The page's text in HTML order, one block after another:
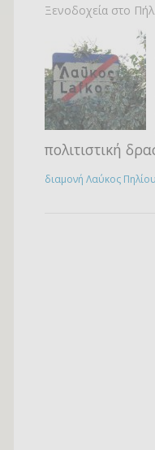
Ξενοδοχεία στο
πολιτιστική
διαμονή Λαύκος Πηλίου